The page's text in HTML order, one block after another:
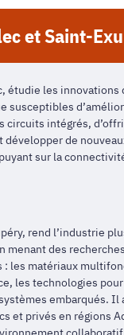
et Saint-
étudie les innovations
susceptibles
circuits intégrés,
de
sur la
rend l’industrie
menant des
: les matériaux
les technologies
embarqués. Il
et privés en régions